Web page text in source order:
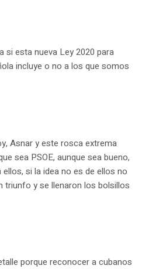
si esta nueva Ley 2020 para
incluye o no a los que somos
Asnar y este rosca extrema
sea PSOE, aunque sea bueno,
si la idea no es de ellos no
y se llenaron los bolsillos
porque reconocer a cubanos